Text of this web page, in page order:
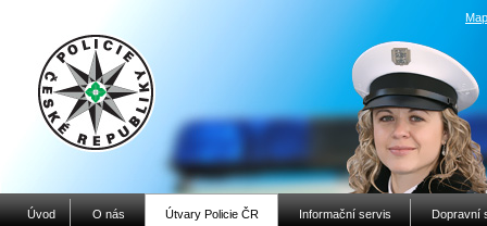
Úvod O nás Útvary Policie ČR Informační servis Dopravní